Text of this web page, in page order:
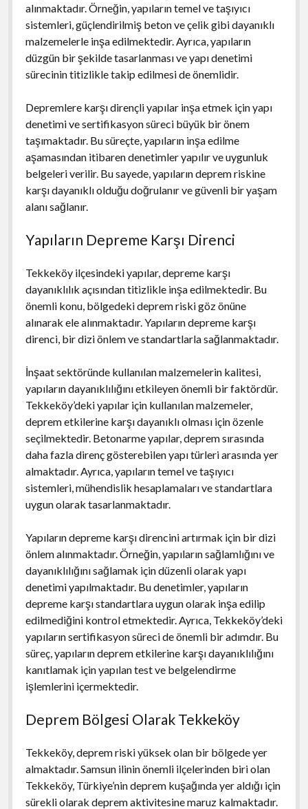
alınmaktadır. Örneğin, yapıların temel ve taşıyıcı
sistemleri, güçlendirilmiş beton ve çelik gibi dayanıklı
malzemelerle inşa edilmektedir. Ayrıca, yapıların
düzgün bir şekilde tasarlanması ve yapı denetimi
sürecinin titizlikle takip edilmesi de önemlidir.
Depremlere karşı dirençli yapılar inşa etmek için yapı
denetimi ve sertifikasyon süreci büyük bir önem
taşımaktadır. Bu süreçte, yapıların inşa edilme
aşamasından itibaren denetimler yapılır ve uygunluk
belgeleri verilir. Bu sayede, yapıların deprem riskine
karşı dayanıklı olduğu doğrulanır ve güvenli bir yaşam
alanı sağlanır.
Yapıların Depreme Karşı Direnci
Tekkeköy ilçesindeki yapılar, depreme karşı
dayanıklılık açısından titizlikle inşa edilmektedir. Bu
önemli konu, bölgedeki deprem riski göz önüne
alınarak ele alınmaktadır. Yapıların depreme karşı
direnci, bir dizi önlem ve standartlarla sağlanmaktadır.
İnşaat sektöründe kullanılan malzemelerin kalitesi,
yapıların dayanıklılığını etkileyen önemli bir faktördür.
Tekkeköy’deki yapılar için kullanılan malzemeler,
deprem etkilerine karşı dayanıklı olması için özenle
seçilmektedir. Betonarme yapılar, deprem sırasında
daha fazla direnç gösterebilen yapı türleri arasında yer
almaktadır. Ayrıca, yapıların temel ve taşıyıcı
sistemleri, mühendislik hesaplamaları ve standartlara
uygun olarak tasarlanmaktadır.
Yapıların depreme karşı direncini artırmak için bir dizi
önlem alınmaktadır. Örneğin, yapıların sağlamlığını ve
dayanıklılığını sağlamak için düzenli olarak yapı
denetimi yapılmaktadır. Bu denetimler, yapıların
depreme karşı standartlara uygun olarak inşa edilip
edilmediğini kontrol etmektedir. Ayrıca, Tekkeköy’deki
yapıların sertifikasyon süreci de önemli bir adımdır. Bu
süreç, yapıların deprem etkilerine karşı dayanıklılığını
kanıtlamak için yapılan test ve belgelendirme
işlemlerini içermektedir.
Deprem Bölgesi Olarak Tekkeköy
Tekkeköy, deprem riski yüksek olan bir bölgede yer
almaktadır. Samsun ilinin önemli ilçelerinden biri olan
Tekkeköy, Türkiye’nin deprem kuşağında yer aldığı için
sürekli olarak deprem aktivitesine maruz kalmaktadır.